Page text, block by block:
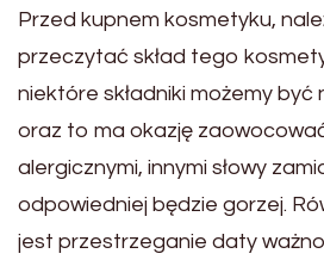
Przed kupnem kosmetyku,
przeczytać skład tego
niektóre składniki możemy być
oraz to ma okazję
alergicznymi, innymi słowy
odpowiedniej będzie gorzej.
jest przestrzeganie daty